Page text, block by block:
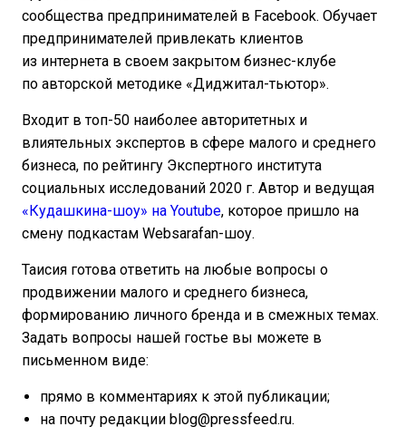
сообщества предпринимателей в Facebook. Обучает
предпринимателей привлекать клиентов
из интернета в своем закрытом бизнес-клубе
по авторской методике «Диджитал-тьютор».
Входит в топ-50 наиболее авторитетных и
влиятельных экспертов в сфере малого и среднего
бизнеса, по рейтингу Экспертного института
социальных исследований 2020 г. Автор и ведущая
«Кудашкина-шоу» на Youtube, которое пришло на
смену подкастам Websarafan-шоу.
Таисия готова ответить на любые вопросы о
продвижении малого и среднего бизнеса,
формированию личного бренда и в смежных темах.
Задать вопросы нашей гостье вы можете в
письменном виде:
прямо в комментариях к этой публикации;
на почту редакции blog@pressfeed.ru.